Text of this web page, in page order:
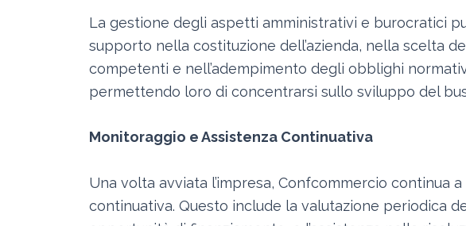
La gestione degli aspetti amministrativi e burocratici
supporto nella costituzione dell’azienda, nella scelta
competenti e nell’adempimento degli obblighi
permettendo loro di concentrarsi sullo sviluppo del
Monitoraggio e Assistenza Continuativa
Una volta avviata l’impresa, Confcommercio
continuativa. Questo include la valutazione periodica